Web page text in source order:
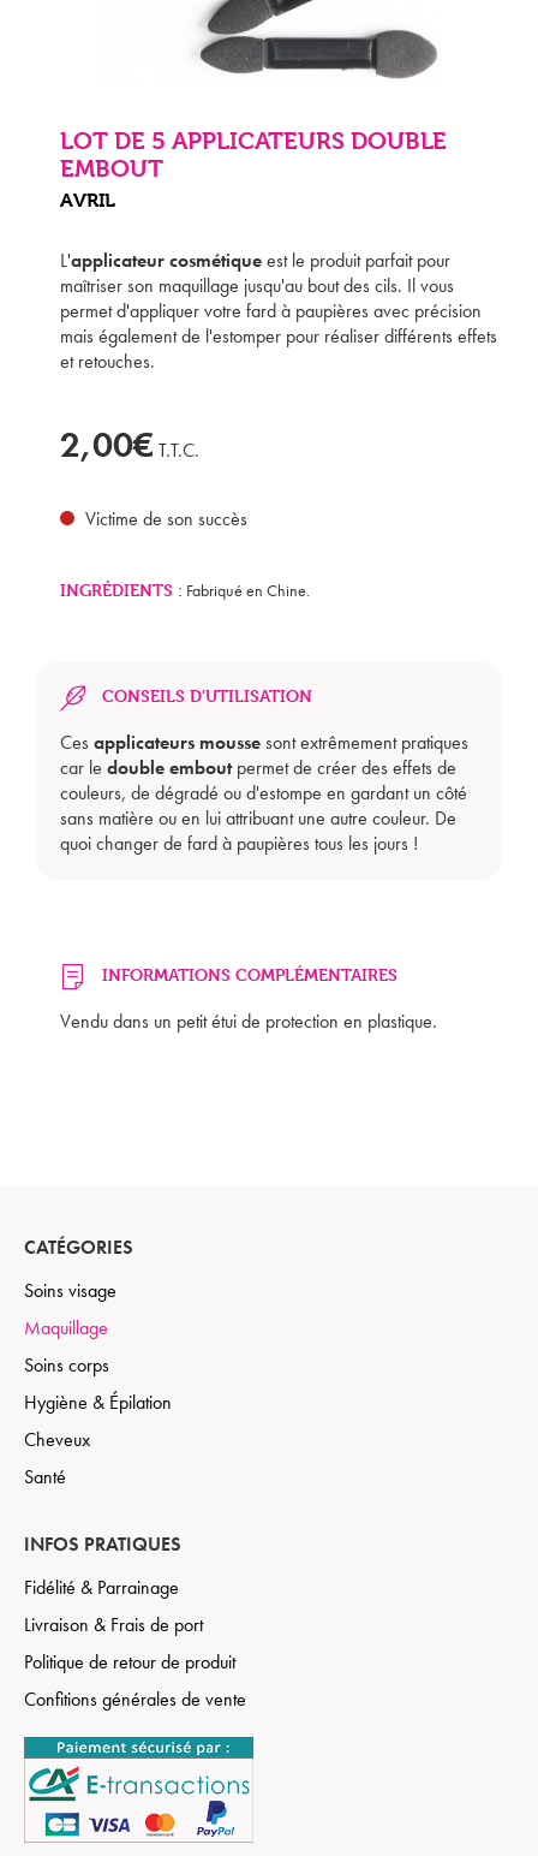
LOT DE 5 APPLICATEURS DOUBLE
EMBOUT
AVRIL
L'applicateur cosmétiqueest le produit parfait pour
maîtriser son maquillage jusqu'au bout des cils. Il vous
permet d'appliquer votre fard à paupières avec précision
mais également de l'estomper pour réaliser différents effets
et retouches.
2,00€ T.T.C.
Victime de son succès
INGRÉDIENTS : Fabriqué en Chine.
CONSEILS D'UTILISATION
Cesapplicateurs moussesont extrêmement pratiques
car le double emboutpermet de créer des effets de
couleurs, de dégradé ou d'estompe en gardant un côté
sans matière ou en lui attribuant une autre couleur. De
quoi changer de fard à paupières tous les jours !
INFORMATIONS COMPLÉMENTAIRES
Vendu dans un petit étui de protection en plastique.
CATÉGORIES
Soins visage
Maquillage
Soins corps
Hygiène & Épilation
Cheveux
Santé
INFOS PRATIQUES
Fidélité & Parrainage
Livraison & Frais de port
Politique de retour de produit
Confitions générales de vente
Mon panier est vide